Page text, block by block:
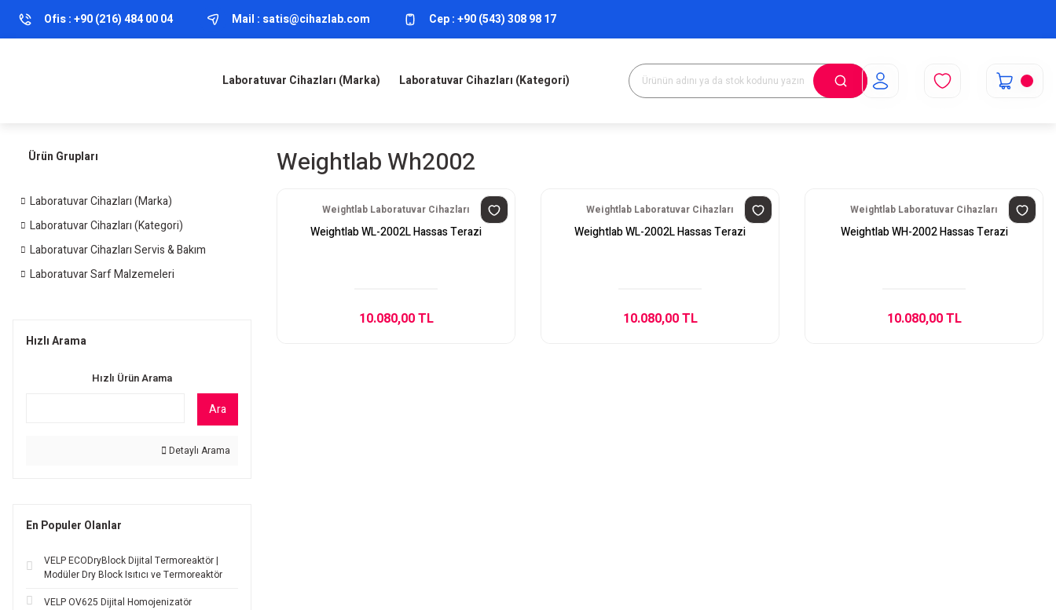
Ofis :+90 (216) 484 00 04 Mail : satis@cihazlab.com Cep :+90 (543) 308 98 17
Laboratuvar Cihazları (Marka) Laboratuvar Cihazları (Kategori)
Ürün Grupları
Laboratuvar Cihazları (Marka)
Laboratuvar Cihazları (Kategori)
Laboratuvar Cihazları Servis & Bakım
Laboratuvar Sarf Malzemeleri
Hızlı Arama
Hızlı Ürün Arama
Ara
Detaylı Arama
En Populer Olanlar
VELP ECODryBlock Dijital Termoreaktör |
Modüler Dry Block Isıtıcı ve Termoreaktör
VELP OV625 Dijital Homojenizatör
Weightlab Wh2002
Weightlab Laboratuvar Cihazları
Weightlab WL-2002L Hassas Terazi
10.080,00 TL
Weightlab Laboratuvar Cihazları
Weightlab WL-2002L Hassas Terazi
10.080,00 TL
Weightlab Laboratuvar Cihazları
Weightlab WH-2002 Hassas Terazi
10.080,00 TL